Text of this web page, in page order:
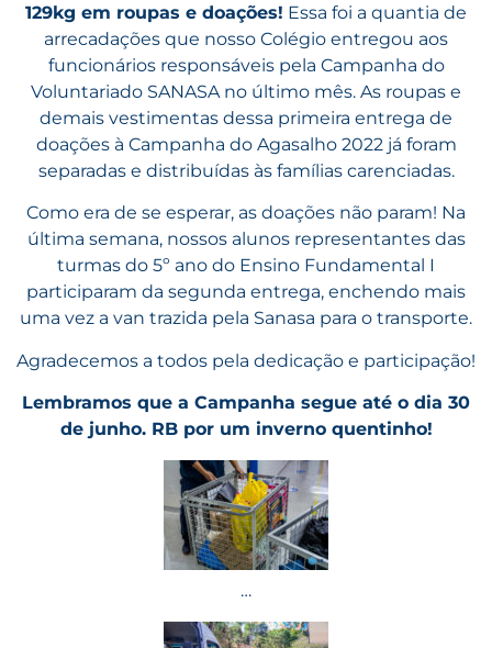
129kg em roupas e doações! Essa foi a quantia de
arrecadações que nosso Colégio entregou aos
funcionários responsáveis pela Campanha do
Voluntariado SANASA no último mês. As roupas e
demais vestimentas dessa primeira entrega de
doações à Campanha do Agasalho 2022 já foram
separadas e distribuídas às famílias carenciadas.
Como era de se esperar, as doações não param! Na
última semana, nossos alunos representantes das
turmas do 5º ano do Ensino Fundamental I
participaram da segunda entrega, enchendo mais
uma vez a van trazida pela Sanasa para o transporte.
Agradecemos a todos pela dedicação e participação!
Lembramos que a Campanha segue até o dia 30
de junho. RB por um inverno quentinho!
…